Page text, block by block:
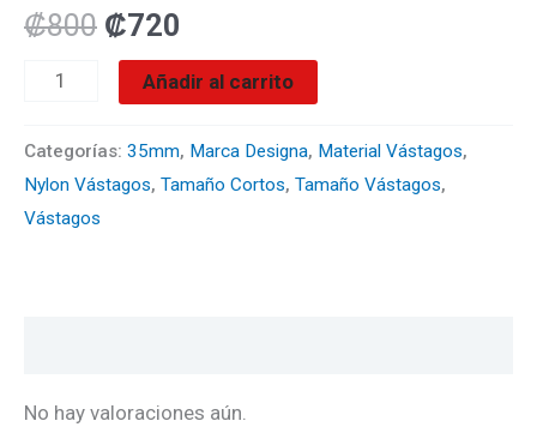
₡800 ₡720
cantidad
Añadir al carrito
Categorías: 35mm, Marca Designa, Material Vástagos,
Nylon Vástagos, Tamaño Cortos, Tamaño Vástagos,
Vástagos
No hay valoraciones aún.